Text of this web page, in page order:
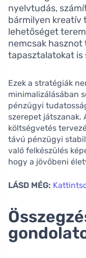
nyelvtudás,
bármilyen kreatív
lehetőséget
nemcsak
tapasztalatokat is
Ezek a stratégiák
minimalizálásában
pénzügyi
szerepet játszanak.
költségvetés
távú pénzügyi
való felkészülés
hogy a jövőbeni
LÁSD MÉG: